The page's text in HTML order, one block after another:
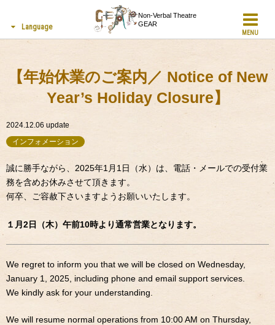
Non-Verbal Theatre
GEAR
MENU
Language
【年始休業のご案内／ Notice of New
Year’s Holiday Closure】
2024.12.06 update
インフォメーション
誠に勝手ながら、2025年1月1日（水）は、電話・メールでの受付業
務を含めお休みさせて頂きます。
何卒、ご容赦下さいますようお願いいたします。
１月2日（木）午前10時より通常営業となります。
We regret to inform you that we will be closed on Wednesday,
January 1, 2025, including phone and email support services.
We kindly ask for your understanding.
We will resume normal operations from 10:00 AM on Thursday,